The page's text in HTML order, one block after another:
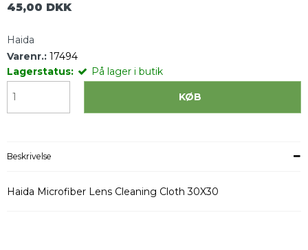
45,00 DKK
Haida
Varenr.: 17494
Lagerstatus:
På lager i butik
KØB
Beskrivelse
Haida Microfiber Lens Cleaning Cloth 30X30